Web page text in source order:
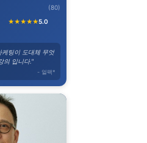
★★★★★5.0
(80)
팅이 도대체 무엇
의 입니다."
- 얼팩*